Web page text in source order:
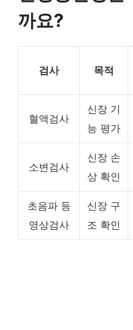
까요?
검사 목적
혈액검사
신장 기
능 평가
소변검사
신장 손
상 확인
초음파 등
영상검사
신장 구
조 확인